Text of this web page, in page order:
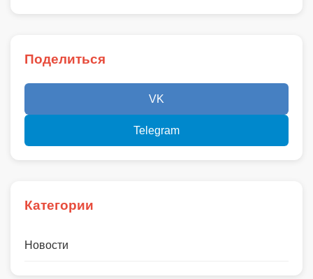
Поделиться
VK
Telegram
Категории
Новости